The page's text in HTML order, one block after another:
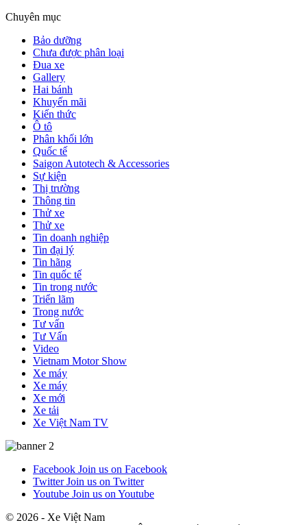
Chuyên mục
Bảo dưỡng
Chưa được phân loại
Đua xe
Gallery
Hai bánh
Khuyến mãi
Kiến thức
Ô tô
Phân khối lớn
Quốc tế
Saigon Autotech & Accessories
Sự kiện
Thị trường
Thông tin
Thử xe
Thử xe
Tin doanh nghiệp
Tin đại lý
Tin hãng
Tin quốc tế
Tin trong nước
Triển lãm
Trong nước
Tư vấn
Tư Vấn
Video
Vietnam Motor Show
Xe máy
Xe máy
Xe mới
Xe tải
Xe Việt Nam TV
Facebook Join us on Facebook
Twitter Join us on Twitter
Youtube Join us on Youtube
© 2026 - Xe Việt Nam